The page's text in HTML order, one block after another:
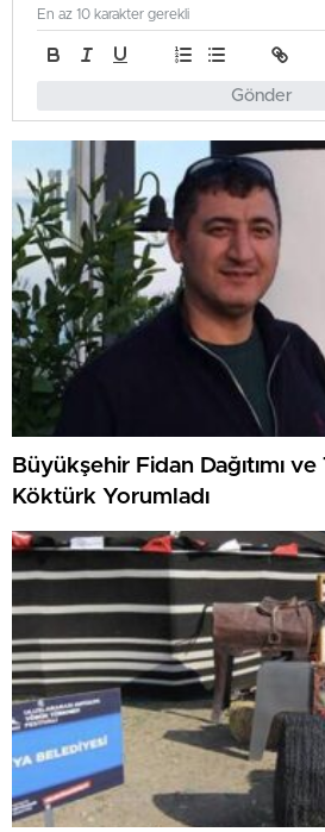
Gönder
En az 10 karakter gerekli
Büyükşehir Fidan Dağıtımı
Köktürk Yorumladı